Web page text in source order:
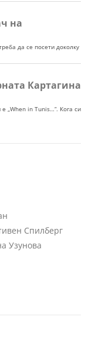
Спилберг
Узунова